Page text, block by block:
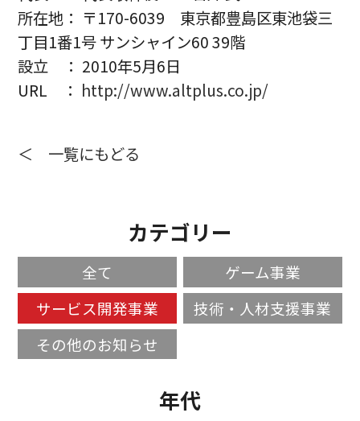
所在地： 〒170-6039 東京都豊島区東池袋三
丁目1番1号 サンシャイン60 39階
設立 ： 2010年5月6日
URL ： http://www.altplus.co.jp/
＜ 一覧にもどる
カテゴリー
全て
ゲーム事業
サービス開発事業
技術・人材支援事業
その他のお知らせ
年代